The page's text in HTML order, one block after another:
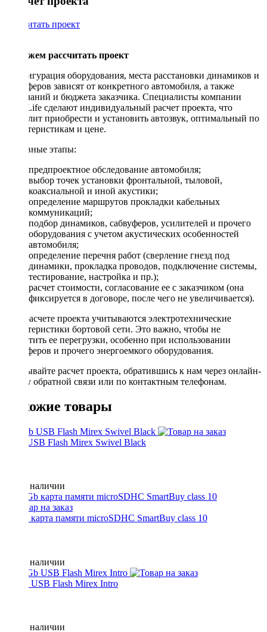
Рассчитать проект
Поможем рассчитать проект
Конфигурация оборудования, места расстановки динамиков и
сабвуферов зависят от конкретного автомобиля, а также
пожеланий и бюджета заказчика. Специалисты компании
DriveLife сделают индивидуальный расчет проекта, что
позволит приобрести и установить автозвук, оптимальный по
характеристикам и цене.
Основные этапы:
предпроектное обследование автомобиля;
выбор точек установки фронтальной, тыловой,
коаксиальной и иной акустики;
определение маршрутов прокладки кабельных
коммуникаций;
подбор динамиков, сабвуферов, усилителей и прочего
оборудования с учетом акустических особенностей
автомобиля;
определение перечня работ (сверление гнезд под
динамики, прокладка проводов, подключение системы,
тестирование, настройка и пр.);
расчет стоимости, согласование ее с заказчиком (она
фиксируется в договоре, после чего не увеличивается).
При расчете проекта учитываются электротехнические
характеристики бортовой сети. Это важно, чтобы не
допустить ее перегрузки, особенно при использовании
сабвуферов и прочего энергоемкого оборудования.
Заказывайте расчет проекта, обратившись к нам через онлайн-
форму обратной связи или по контактным телефонам.
Похожие товары
8 Gb USB Flash Mirex Swivel Black
Нет в наличии
32 Gb карта памяти microSDHC SmartBuy class 10
Нет в наличии
16 Gb USB Flash Mirex Intro
Нет в наличии